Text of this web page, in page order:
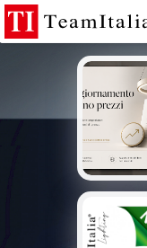
(513K)
CATALOGUE 2025(12M)
COMPANY PROFILE ITA